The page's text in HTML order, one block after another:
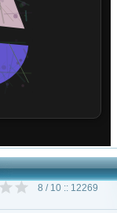
8 / 10 :: 12269